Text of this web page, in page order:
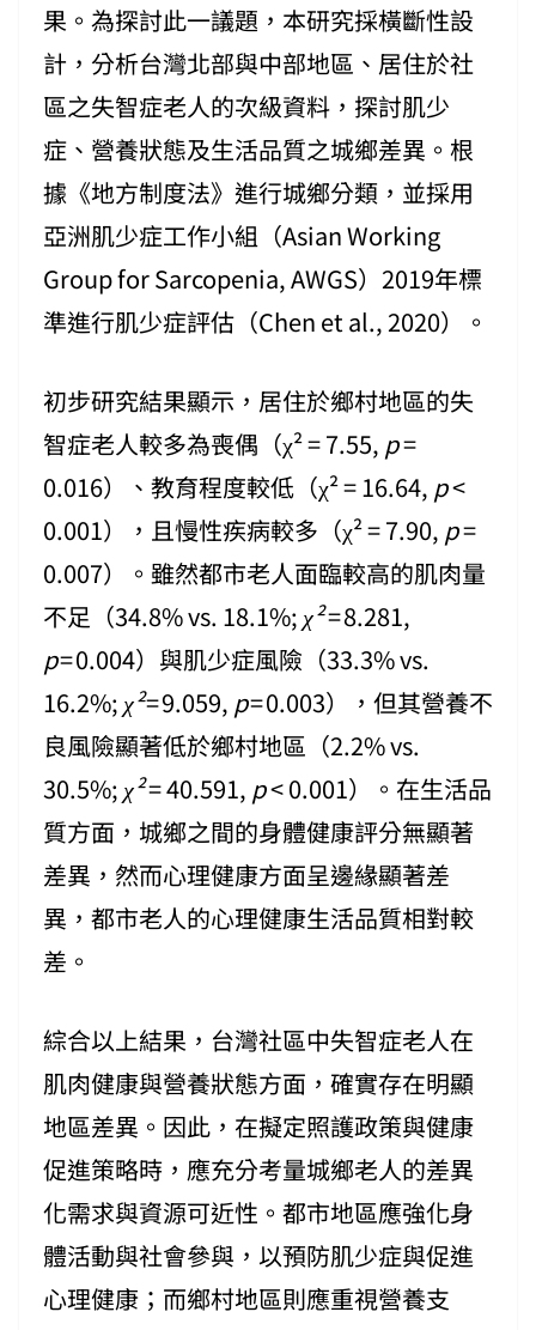
果。為探討此一議題，本研究採橫斷性設
計，分析台灣北部與中部地區、居住於社
區之失智症老人的次級資料，探討肌少
症、營養狀態及生活品質之城鄉差異。根
據《地方制度法》進行城鄉分類，並採用
亞洲肌少症工作小組（Asian Working
Group for Sarcopenia, AWGS）2019年標
準進行肌少症評估（Chen et al., 2020）。
初步研究結果顯示，居住於鄉村地區的失
智症老人較多為喪偶（χ² = 7.55, p=
0.016）、教育程度較低（χ² = 16.64, p<
0.001），且慢性疾病較多（χ² = 7.90, p=
0.007）。雖然都市老人面臨較高的肌肉量
不足（34.8% vs. 18.1%; χ²= 8.281,
p= 0.004）與肌少症風險（33.3% vs.
16.2%; χ²= 9.059, p= 0.003），但其營養不
良風險顯著低於鄉村地區（2.2% vs.
30.5%; χ²= 40.591, p< 0.001）。在生活品
質方面，城鄉之間的身體健康評分無顯著
差異，然而心理健康方面呈邊緣顯著差
異，都市老人的心理健康生活品質相對較
差。
綜合以上結果，台灣社區中失智症老人在
肌肉健康與營養狀態方面，確實存在明顯
地區差異。因此，在擬定照護政策與健康
促進策略時，應充分考量城鄉老人的差異
化需求與資源可近性。都市地區應強化身
體活動與社會參與，以預防肌少症與促進
心理健康；而鄉村地區則應重視營養支